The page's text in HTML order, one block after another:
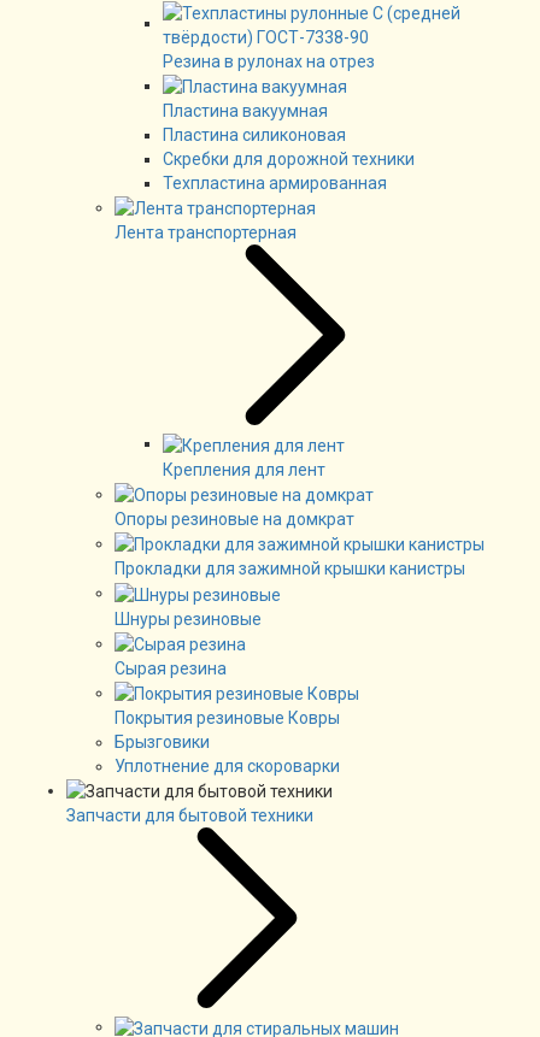
Резина в рулонах на отрез
Пластина вакуумная
Пластина силиконовая
Скребки для дорожной техники
Техпластина армированная
Лента транспортерная
Крепления для лент
Опоры резиновые на домкрат
Прокладки для зажимной крышки канистры
Шнуры резиновые
Сырая резина
Покрытия резиновые Ковры
Брызговики
Уплотнение для скороварки
Запчасти для бытовой техники